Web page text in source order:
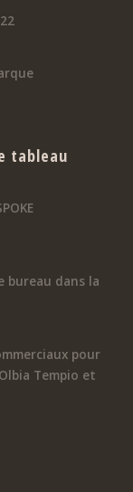
tableau
bureau dans la
pour
Tempio et